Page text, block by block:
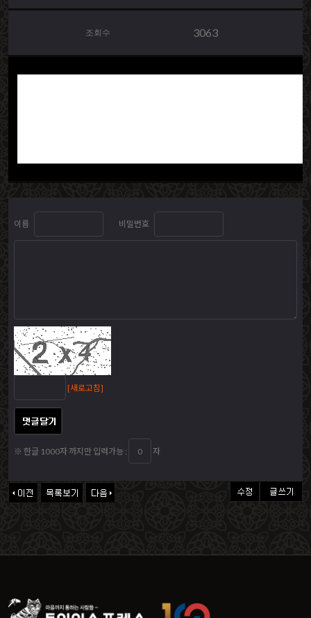
조회수 3063
이름 비밀번호
[새로고침]
※ 한글 1000자 까지만 입력가능 : 자